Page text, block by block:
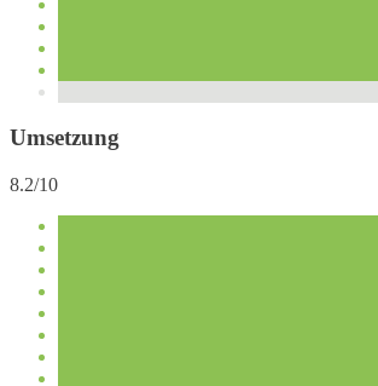
Umsetzung
8.2/10